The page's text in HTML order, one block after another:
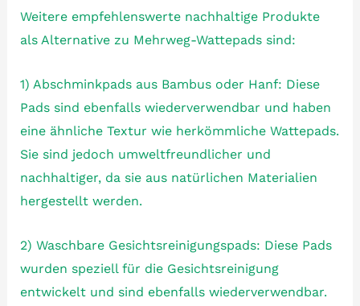
Weitere empfehlenswerte nachhaltige Produkte
als Alternative zu Mehrweg-Wattepads sind:
1) Abschminkpads aus Bambus oder Hanf: Diese
Pads sind ebenfalls wiederverwendbar und haben
eine ähnliche Textur wie herkömmliche Wattepads.
Sie sind jedoch umweltfreundlicher und
nachhaltiger, da sie aus natürlichen Materialien
hergestellt werden.
2) Waschbare Gesichtsreinigungspads: Diese Pads
wurden speziell für die Gesichtsreinigung
entwickelt und sind ebenfalls wiederverwendbar.